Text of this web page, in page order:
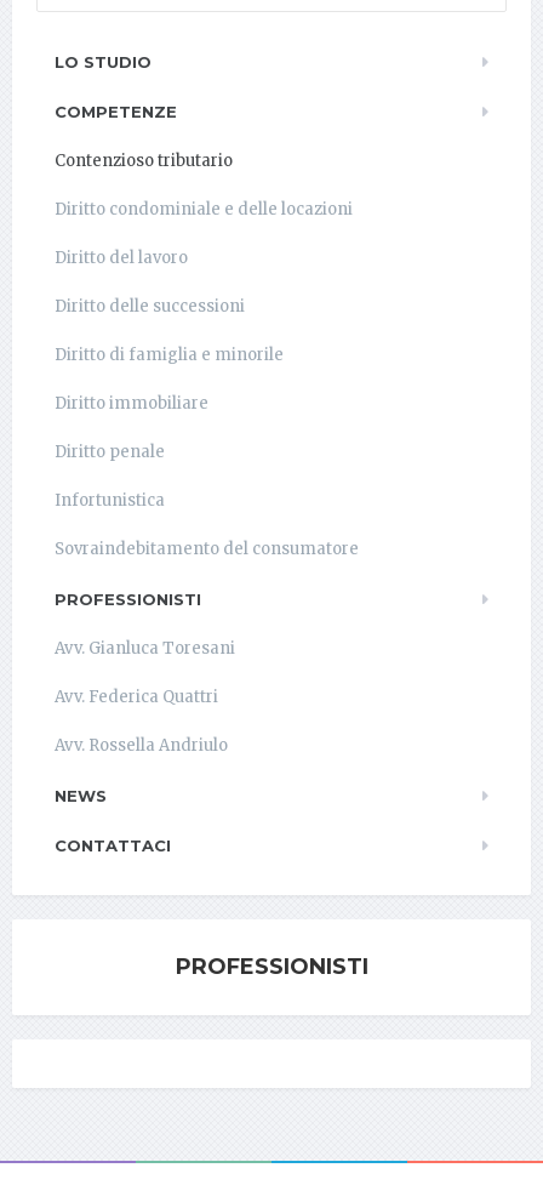
LO STUDIO
COMPETENZE
Contenzioso tributario
Diritto condominiale e delle locazioni
Diritto del lavoro
Diritto delle successioni
Diritto di famiglia e minorile
Diritto immobiliare
Diritto penale
Infortunistica
Sovraindebitamento del consumatore
PROFESSIONISTI
Avv. Gianluca Toresani
Avv. Federica Quattri
Avv. Rossella Andriulo
NEWS
CONTATTACI
PROFESSIONISTI